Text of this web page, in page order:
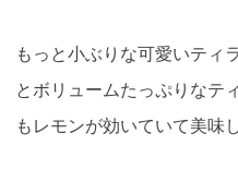
もっと小ぶりな可愛いティ
とボリュームたっぷりなテ
もレモンが効いていて美味